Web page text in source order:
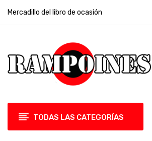
Mercadillo del libro de ocasión
TODAS LAS CATEGORÍAS